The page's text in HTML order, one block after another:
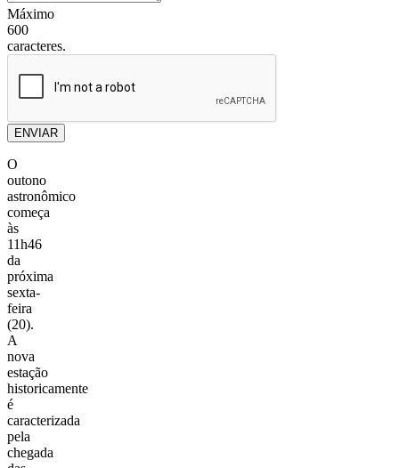
Máximo
600
caracteres.
ENVIAR
O
outono
astronômico
começa
às
11h46
da
próxima
sexta-
feira
(20).
A
nova
estação
historicamente
é
caracterizada
pela
chegada